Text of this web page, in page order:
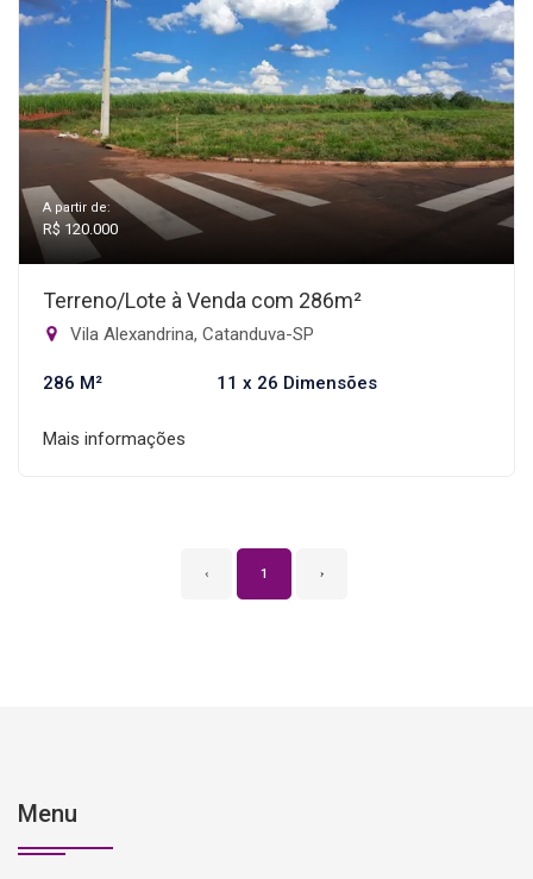
A partir de:
R$ 120.000
Terreno/Lote à Venda com 286m²
Vila Alexandrina, Catanduva-SP
286 M² 11 x 26 Dimensões
Mais informações
‹ 1 ›
Menu